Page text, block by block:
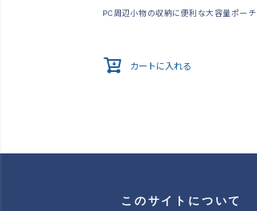
PC周辺小物の収納に便利な大容量ポーチ
カートに入れる
このサイトについて